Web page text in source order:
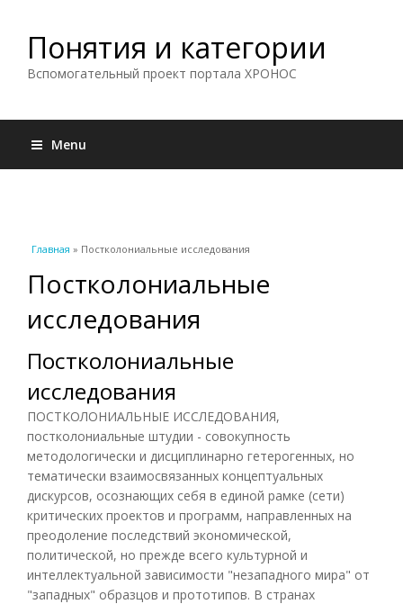
Понятия и категории
Вспомогательный проект портала ХРОНОС
Menu
Вы здесь
Главная » Постколониальные исследования
Постколониальные
исследования
Постколониальные
исследования
ПОСТКОЛОНИАЛЬНЫЕ ИССЛЕДОВАНИЯ,
постколониальные штудии - совокупность
методологически и дисциплинарно гетерогенных, но
тематически взаимосвязанных концептуальных
дискурсов, осознающих себя в единой рамке (сети)
критических проектов и программ, направленных на
преодоление последствий экономической,
политической, но прежде всего культурной и
интеллектуальной зависимости "незападного мира" от
"западных" образцов и прототипов. В странах